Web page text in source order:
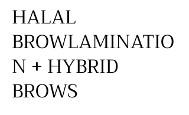
HALAL
BROWLAMINATIO
N + HYBRID
BROWS